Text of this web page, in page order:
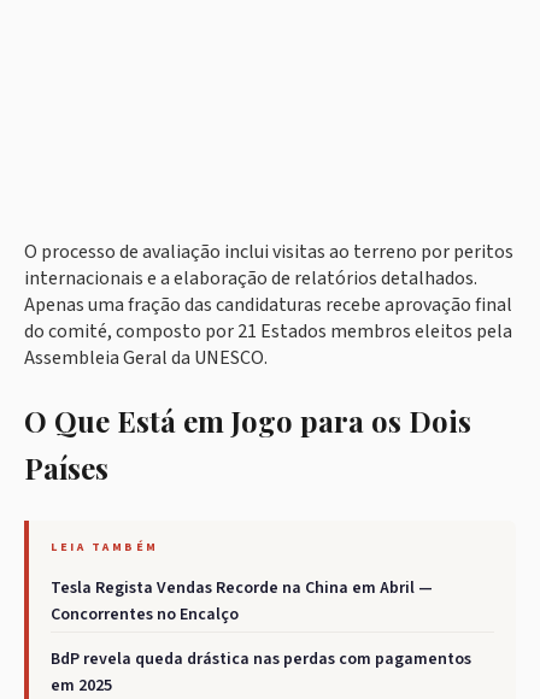
O processo de avaliação inclui visitas ao terreno por peritos
internacionais e a elaboração de relatórios detalhados.
Apenas uma fração das candidaturas recebe aprovação final
do comité, composto por 21 Estados membros eleitos pela
Assembleia Geral da UNESCO.
O Que Está em Jogo para os Dois
Países
LEIA TAMBÉM
Tesla Regista Vendas Recorde na China em Abril —
Concorrentes no Encalço
BdP revela queda drástica nas perdas com pagamentos
em 2025